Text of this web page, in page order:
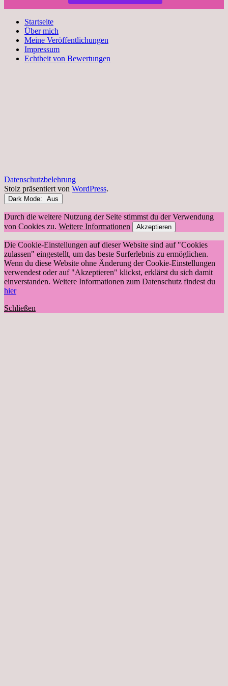
Startseite
Über mich
Meine Veröffentlichungen
Impressum
Echtheit von Bewertungen
Datenschutzbelehrung
Stolz präsentiert von WordPress.
Dark Mode:
Durch die weitere Nutzung der Seite stimmst du der Verwendung
von Cookies zu. Weitere Informationen Akzeptieren
Die Cookie-Einstellungen auf dieser Website sind auf "Cookies
zulassen" eingestellt, um das beste Surferlebnis zu ermöglichen.
Wenn du diese Website ohne Änderung der Cookie-Einstellungen
verwendest oder auf "Akzeptieren" klickst, erklärst du sich damit
einverstanden. Weitere Informationen zum Datenschutz findest du
hier
Schließen